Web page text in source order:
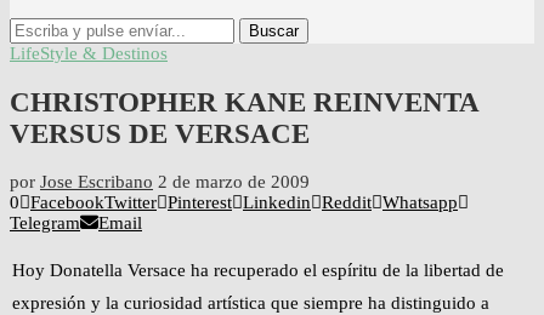
Buscar
LifeStyle & Destinos
CHRISTOPHER KANE REINVENTA
VERSUS DE VERSACE
por Jose Escribano 2 de marzo de 2009
0
FacebookTwitter Pinterest Linkedin Reddit Whatsapp
Telegram
Email
Hoy Donatella Versace ha recuperado el espíritu de la libertad de
expresión y la curiosidad artística que siempre ha distinguido a